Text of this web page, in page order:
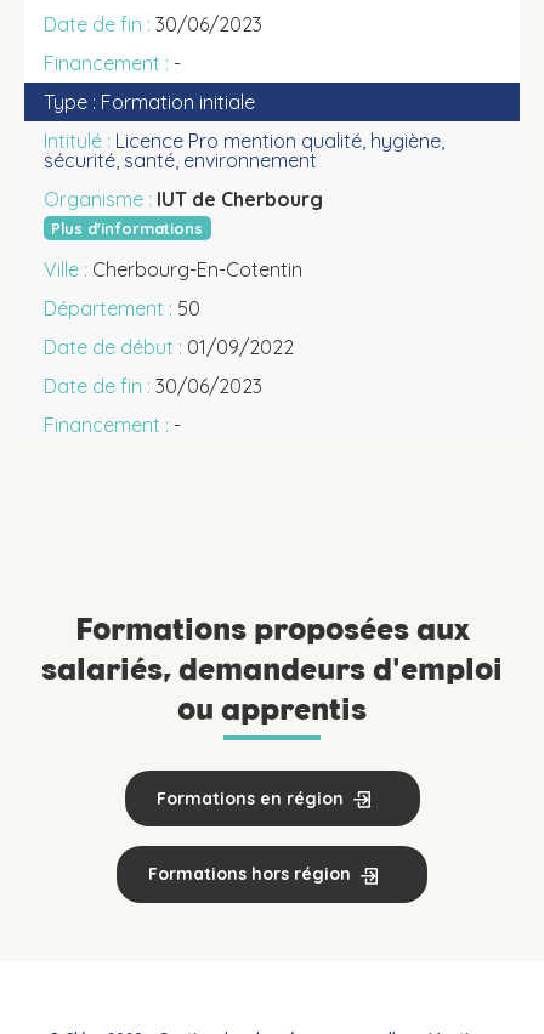
30/06/2023
-
Formation initiale
Licence Pro mention qualité, hygiène,
sécurité, santé, environnement
IUT de Cherbourg
Plus d'informations
Cherbourg-En-Cotentin
50
01/09/2022
30/06/2023
-
Formations proposées aux
salariés, demandeurs d'emploi
ou apprentis
Formations en région
Formations hors région